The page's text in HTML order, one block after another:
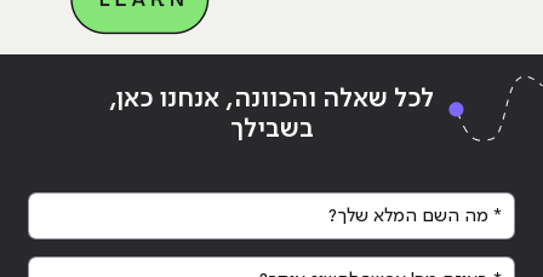
Continue reading
בתכנות"לכל שאלה והכוונה, אנחנו כאן,
בשבילך
* מה השם המלא שלך?
* באיזה מס' אפשר להשיג אותך?